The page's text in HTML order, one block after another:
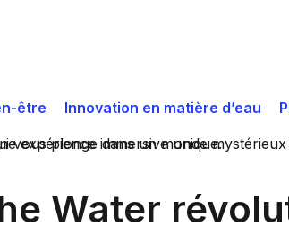
être Innovation en matière d’eau
Water